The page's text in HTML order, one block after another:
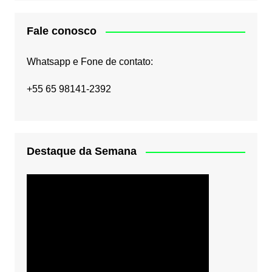
Fale conosco
Whatsapp e Fone de contato:
+55 65 98141-2392
Destaque da Semana